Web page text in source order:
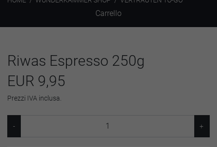
Carrello
Riwas Espresso 250g
EUR 9,95
Prezzi IVA inclusa.